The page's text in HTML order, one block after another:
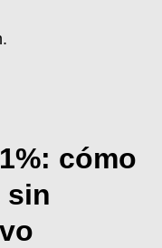
cómo
sin